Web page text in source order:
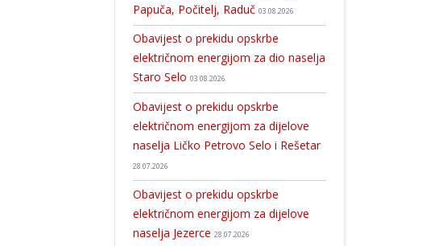
Papuča, Počitelj, Raduč 03.08.2026
Obavijest o prekidu opskrbe
električnom energijom za dio naselja
Staro Selo 03.08.2026
Obavijest o prekidu opskrbe
električnom energijom za dijelove
naselja Ličko Petrovo Selo i Rešetar
28.07.2026
Obavijest o prekidu opskrbe
električnom energijom za dijelove
naselja Jezerce 28.07.2026